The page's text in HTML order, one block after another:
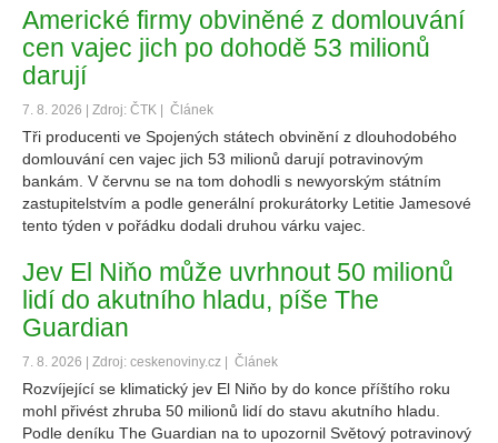
Americké firmy obviněné z domlouvání
cen vajec jich po dohodě 53 milionů
darují
7. 8. 2026 | Zdroj: ČTK | Článek
Tři producenti ve Spojených státech obvinění z dlouhodobého
domlouvání cen vajec jich 53 milionů darují potravinovým
bankám. V červnu se na tom dohodli s newyorským státním
zastupitelstvím a podle generální prokurátorky Letitie Jamesové
tento týden v pořádku dodali druhou várku vajec.
Jev El Niňo může uvrhnout 50 milionů
lidí do akutního hladu, píše The
Guardian
7. 8. 2026 | Zdroj: ceskenoviny.cz | Článek
Rozvíjející se klimatický jev El Niňo by do konce příštího roku
mohl přivést zhruba 50 milionů lidí do stavu akutního hladu.
Podle deníku The Guardian na to upozornil Světový potravinový